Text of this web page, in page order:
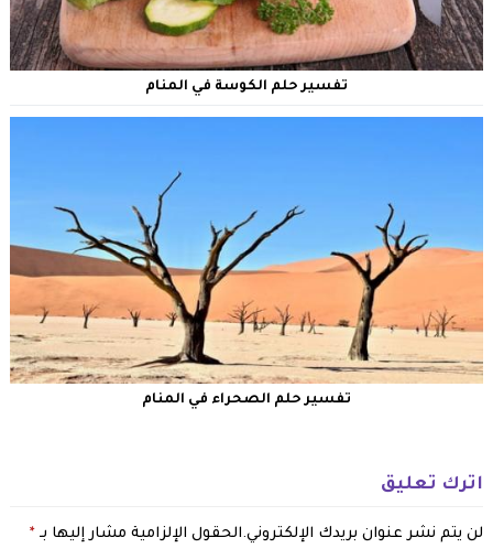
تفسير حلم الكوسة في المنام
تفسير حلم الصحراء في المنام
اترك تعليق
لن يتم نشر عنوان بريدك الإلكتروني.الحقول الإلزامية مشار إليها بـ *